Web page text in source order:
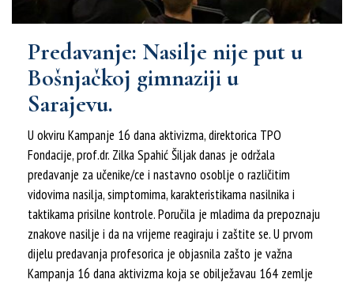
Predavanje: Nasilje nije put u
Bošnjačkoj gimnaziji u
Sarajevu.
U okviru Kampanje 16 dana aktivizma, direktorica TPO
Fondacije, prof.dr. Zilka Spahić Šiljak danas je održala
predavanje za učenike/ce i nastavno osoblje o različitim
vidovima nasilja, simptomima, karakteristikama nasilnika i
taktikama prisilne kontrole. Poručila je mladima da prepoznaju
znakove nasilje i da na vrijeme reagiraju i zaštite se. U prvom
dijelu predavanja profesorica je objasnila zašto je važna
Kampanja 16 dana aktivizma koja se obilježavau 164 zemlje